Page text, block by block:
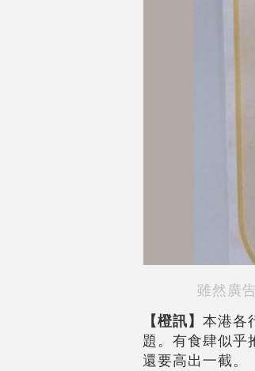
雖然廣
【橙訊】 本港各
題。有食肆似乎
還要高出一截。